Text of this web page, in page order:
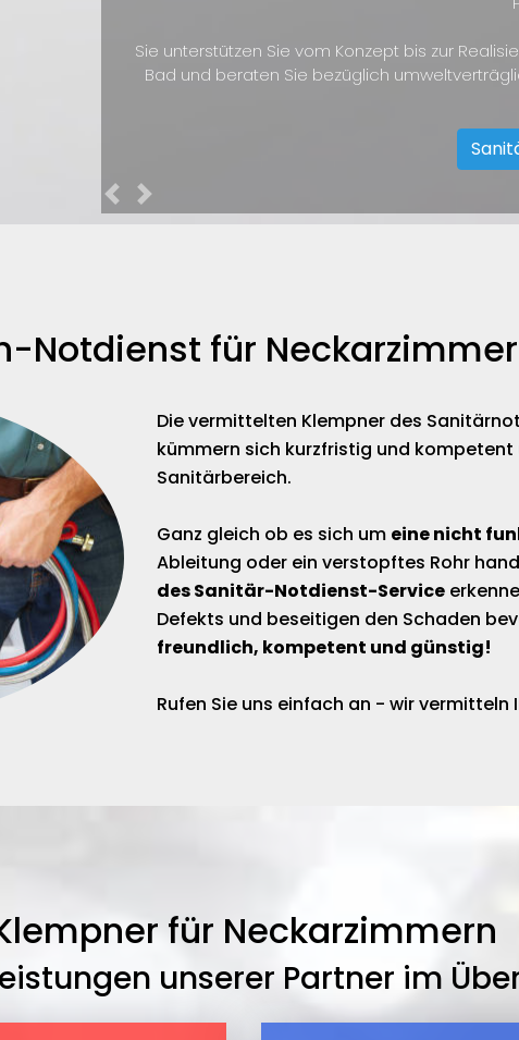
Sie unterstützen Sie vom Konzept bis zur
Bad und beraten Sie bezüglich
Previous
Notdienst für
Die vermittelten Klempner des
kümmern sich kurzfristig und kompetent
Sanitärbereich.
Ganz gleich ob es sich um eine nicht
Ableitung oder ein verstopftes Rohr
des Sanitär-Notdienst-Service
Defekts und beseitigen den Schaden
freundlich, kompetent und günstig!
Rufen Sie uns einfach an - wir
für Neckarzimmern
unserer Partner im